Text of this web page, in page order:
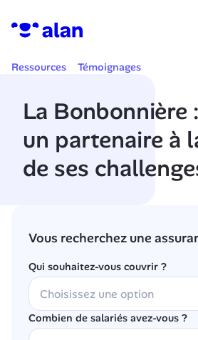
Ressources Témoignages
La Bonbonnière
un partenaire à
de ses
Vous recherchez une
Qui souhaitez-vous couvrir ?
Combien de salariés avez-vous ?